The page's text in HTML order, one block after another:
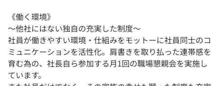
《働く環境》
〜他社にはない独自の充実した制度〜
社員が働きやすい環境・仕組みをモットーに社員同士のコ
ミュニケーションを活性化。肩書きを取り払った連帯感を
育む為の、社長自ら参加する月1回の職場懇親会を実施し
ています。